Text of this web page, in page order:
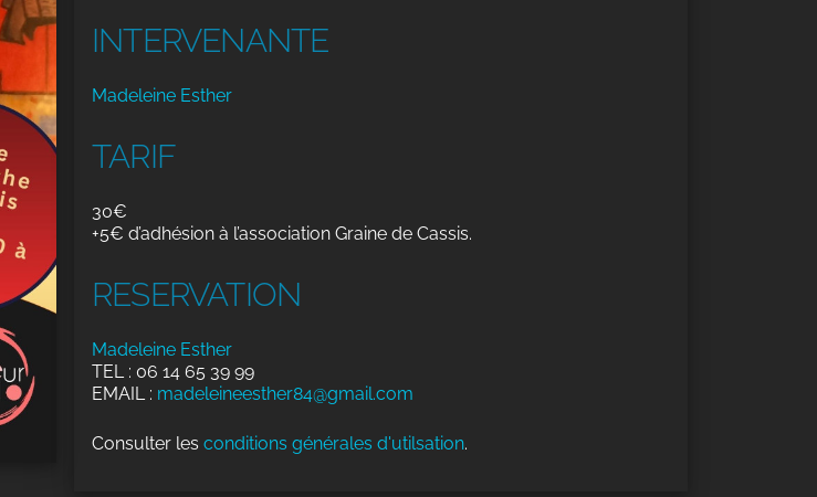
INTERVENANTE
Madeleine Esther
TARIF
30€
+5€ d’adhésion à l’association Graine de Cassis.
RESERVATION
Madeleine Esther
TEL : 06 14 65 39 99
EMAIL : madeleineesther84@gmail.com
Consulter les conditions générales d'utilsation.